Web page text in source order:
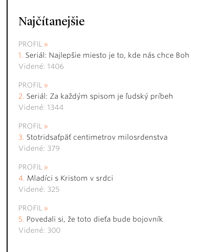
Najčítanejšie
PROFIL
Seriál: Najlepšie miesto je to, kde nás chce Boh
Videné: 1406
PROFIL
Seriál: Za každým spisom je ľudský príbeh
Videné: 1344
PROFIL
Stotridsaťpäť centimetrov milosrdenstva
Videné: 379
PROFIL
Mladíci s Kristom v srdci
Videné: 325
PROFIL
Povedali si, že toto dieťa bude bojovník
Videné: 300